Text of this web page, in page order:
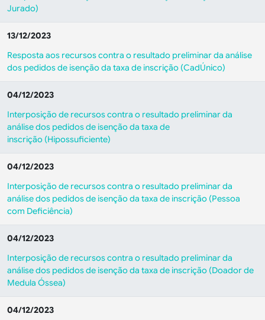
Jurado)
13/12/2023
Resposta aos recursos contra o resultado preliminar da análise
dos pedidos de isenção da taxa de inscrição (CadÚnico)
04/12/2023
Interposição de recursos contra o resultado preliminar da
análise dos pedidos de isenção da taxa de
inscrição (Hipossuficiente)
04/12/2023
Interposição de recursos contra o resultado preliminar da
análise dos pedidos de isenção da taxa de inscrição (Pessoa
com Deficiência)
04/12/2023
Interposição de recursos contra o resultado preliminar da
análise dos pedidos de isenção da taxa de inscrição (Doador de
Medula Óssea)
04/12/2023